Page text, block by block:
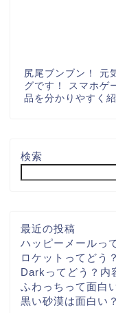
尻尾ブンブン！ 元
グです！ スマホゲ
品を分かりやすく
検索
最近の投稿
ハッピーメールっ
ロケットってどう
Darkってどう？内
ふわっちって面白
黒い砂漠は面白い